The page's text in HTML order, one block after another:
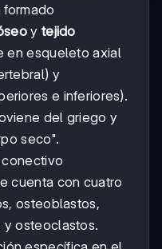
y tejido
en esqueleto axial
y
e inferiores).
del griego y
seco".
cuenta con cuatro
osteoblastos,
osteoclastos.